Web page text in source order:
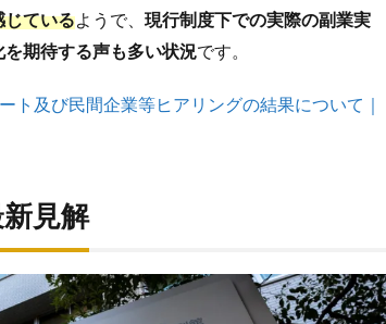
じているようで、 現行制度下での実際の副業実
期待する声も多い状況です。
ト及び民間企業等ヒアリングの結果について｜
見解